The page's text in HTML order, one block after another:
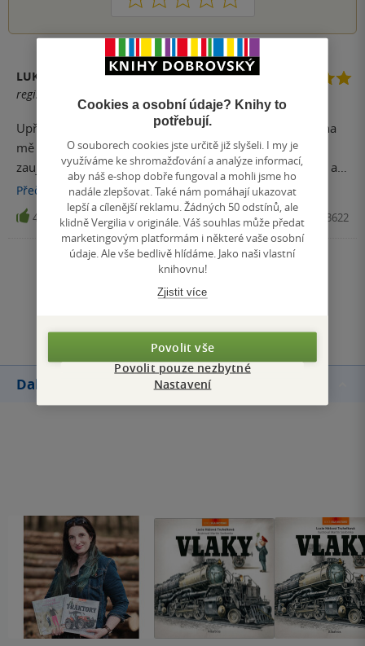
LUKYN
registrovaný uživatel
Upřímně nemám moc v lásce české autory, ale tato kniha
mě zaujala obálkou . To je první co mě musí na knize
zaujmout. Kniha je skvěle napsaná doslova za tři večery a
možná ještě dřív jsem ji stihnul přečíst. Autorka by se měla
zaměřit takto na celou Prahu a třeba i za hranice Prahy .
Opravdu skvěle napsané, stravitelné. Děkuji za takové dílo.
Přečíst více
4 Kniha, nastole, 2025, 9788074483622
Zobrazit všechna hodnocení
Další knihy autora
Cookies a osobní údaje? Knihy to
potřebují.
O souborech cookies jste určitě již slyšeli. I my je
využíváme ke shromažďování a analýze informací,
aby náš e-shop dobře fungoval a mohli jsme ho
nadále zlepšovat. Také nám pomáhají ukazovat
lepší a cílenější reklamu. Žádných 50 odstínů, ale
klidně Vergilia v originále. Váš souhlas může předat
marketingovým platformám i některé vaše osobní
údaje. Ale vše bedlivě hlídáme. Jako naši vlastní
knihovnu!
Zjistit více
Povolit vše
Povolit pouze nezbytné
Nastavení